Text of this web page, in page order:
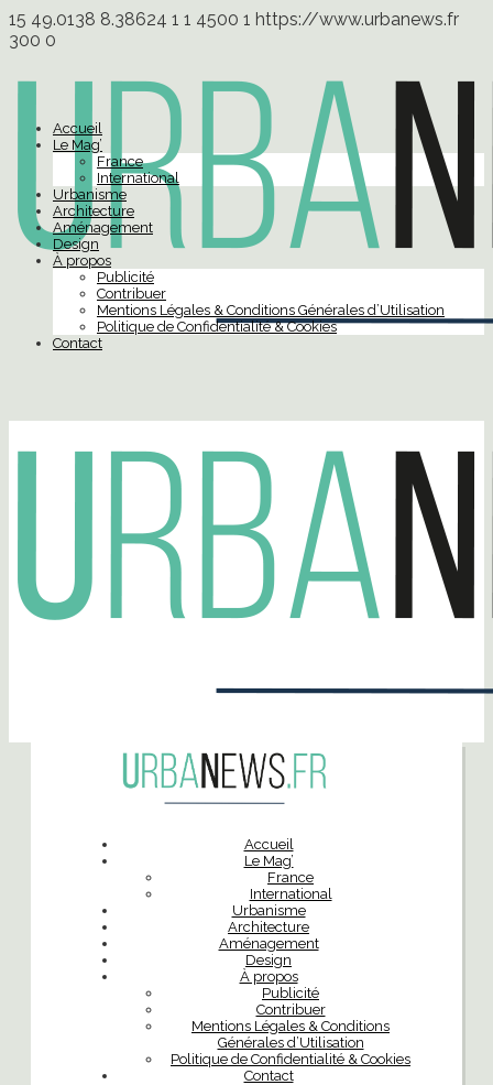
15 49.0138 8.38624 1 1 4500 1 https://www.urbanews.fr
300 0
Accueil
Le Mag’
France
International
Urbanisme
Architecture
Aménagement
Design
À propos
Publicité
Contribuer
Mentions Légales & Conditions Générales d’Utilisation
Politique de Confidentialité & Cookies
Contact
Accueil
Le Mag’
France
International
Urbanisme
Architecture
Aménagement
Design
À propos
Publicité
Contribuer
Mentions Légales & Conditions
Générales d’Utilisation
Politique de Confidentialité & Cookies
Contact